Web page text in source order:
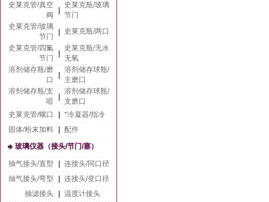
史莱克管/真空
阀
史莱克瓶/玻璃
节门
史莱克管/玻璃
节门
史莱克瓶/两口
史莱克管/四氟
节门
史莱克瓶/无水
无氧
溶剂储存瓶/磨
口
溶剂储存球瓶/
主磨口
溶剂储存瓶/支
咀
溶剂储存球瓶/
支磨口
史莱克管/螺口
*冷凝器/指冷
固体/粉末加料
配件
玻璃仪器（接头/节门/塞）
抽气接头/直型
连接头/同口径
抽气接头/弯型
连接头/变口径
抽滤接头
温度计接头